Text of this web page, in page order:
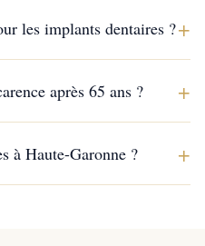
les implants dentaires ?+
après 65 ans ? +
à Haute-Garonne ? +